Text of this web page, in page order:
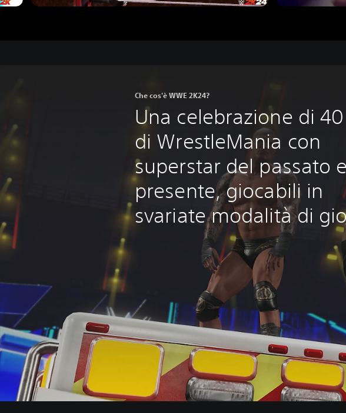
Che cos'è WWE 2K24?
Una celebrazione di
di WrestleMania con
superstar del passato
presente, giocabili in
svariate modalità di